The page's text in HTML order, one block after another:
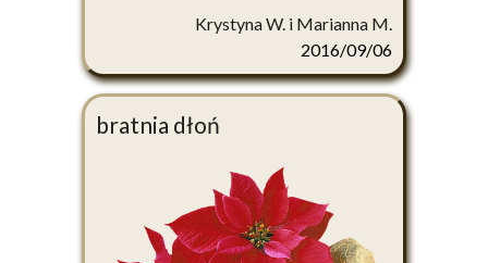
Krystyna W. i Marianna M.
2016/09/06
bratnia dłoń